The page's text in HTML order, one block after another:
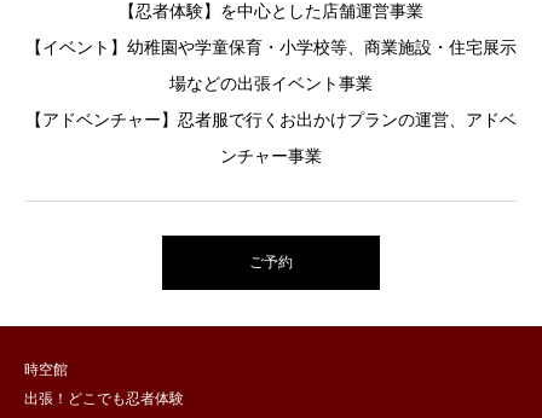
【忍者体験】を中心とした店舗運営事業
【イベント】幼稚園や学童保育・小学校等、商業施設・住宅展示
場などの出張イベント事業
【アドベンチャー】忍者服で行くお出かけプランの運営、アドベ
ンチャー事業
ご予約
時空館
出張！どこでも忍者体験